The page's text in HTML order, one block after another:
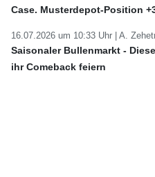
Case. Musterdepot-Position
16.07.2026 um 10:33 Uhr | A.
Saisonaler Bullenmarkt -
ihr Comeback feiern